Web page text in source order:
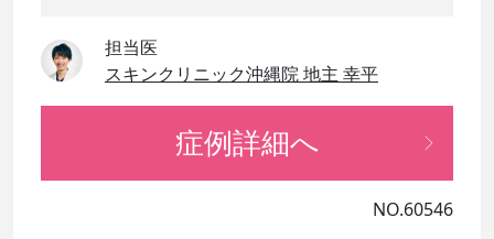
担当医
スキンクリニック沖縄院 地主 幸平
症例詳細へ
NO.60546